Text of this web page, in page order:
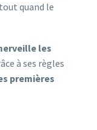
quand le
les
à ses règles
premières